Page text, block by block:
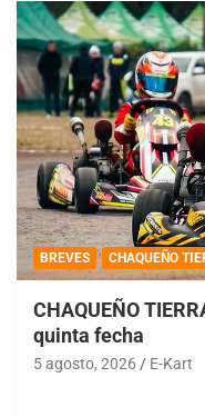
BREVES CHAQUEÑO
CHAQUEÑO
quinta fecha
5 agosto, 2026 E-Kart